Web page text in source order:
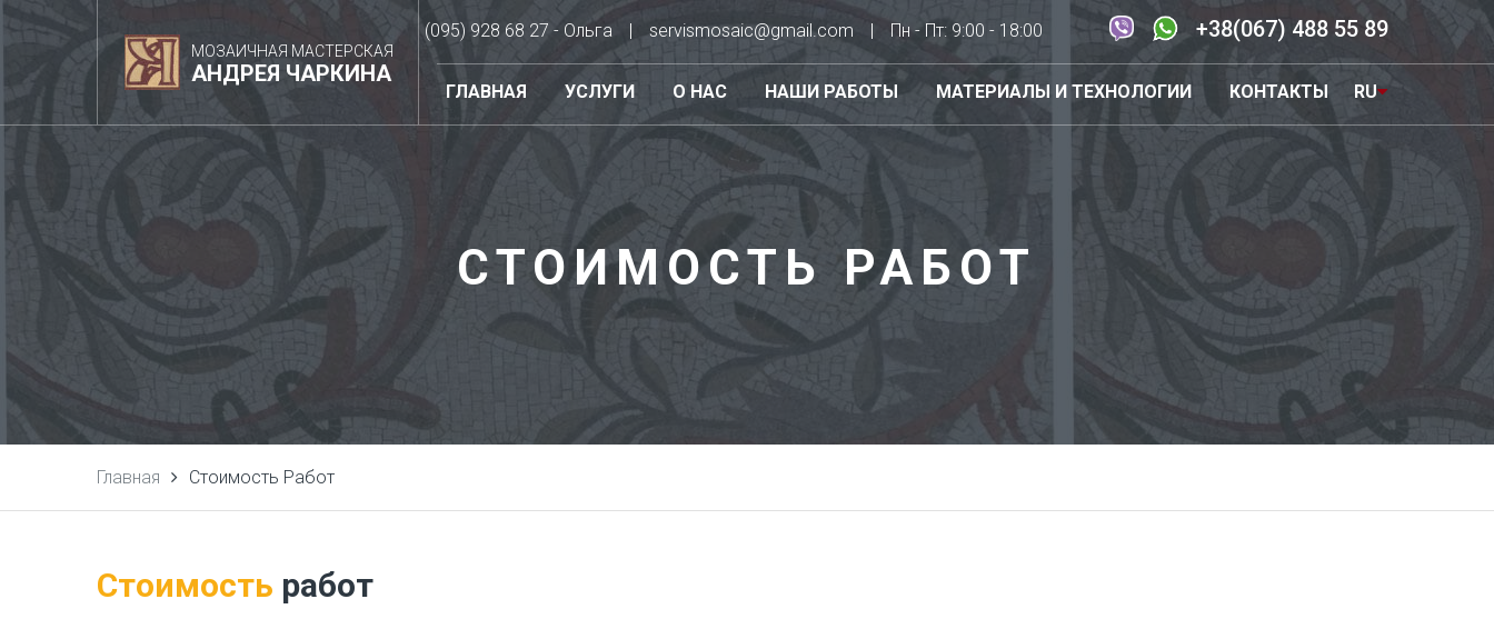
МОЗАИЧНАЯ МАСТЕРСКАЯ
АНДРЕЯ ЧАРКИНА
ГЛАВНАЯ УСЛУГИ О НАС НАШИ РАБОТЫ МАТЕРИАЛЫ И ТЕХНОЛОГИИ КОНТАКТЫ RU
UA
+38(067) 488 55 89
(095) 928 68 27 - Ольга servismosaic@gmail.com Пн - Пт: 9:00 - 18:00
СТОИМОСТЬ РАБОТ
Главная Стоимость Работ
Стоимость работ